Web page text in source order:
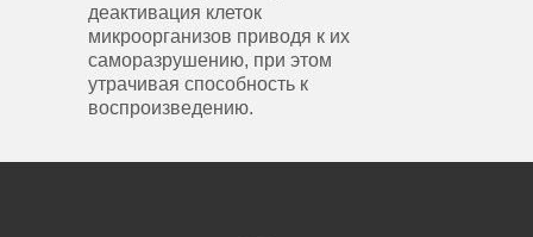
деактивация клеток
микроорганизов приводя к их
саморазрушению, при этом
утрачивая способность к
воспроизведению.